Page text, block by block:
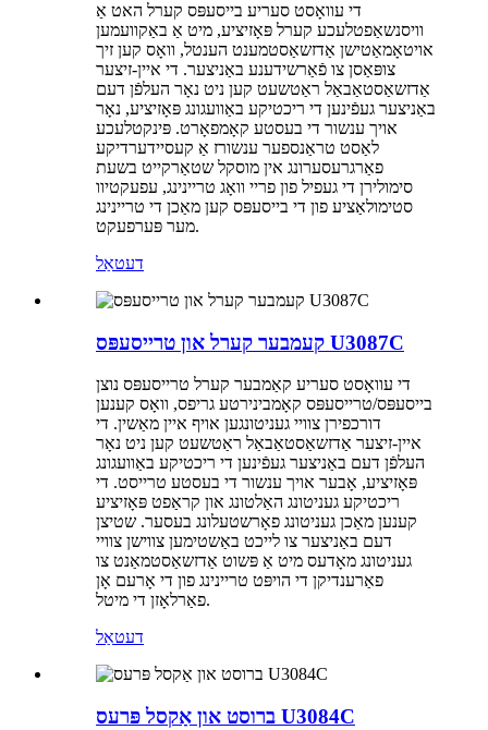
די עוואָסט סעריע בייסעפּס קערל האט אַ
וויסנשאַפטלעכע קערל פּאָזיציע, מיט אַ באַקוועמען
אויטאָמאַטישן אַדזשאַסטמענט הענטל, וואָס קען זיך
צופּאַסן צו פֿאַרשידענע באַניצער. די איין-זיצער
אַדזשאַסטאַבאַל ראַטשעט קען ניט נאָר העלפֿן דעם
באַניצער געפֿינען די ריכטיקע באַוועגונג פּאָזיציע, נאָר
אויך ענשור די בעסטע קאָמפאָרט. פּינקטלעכע
לאַסט טראַנספער ענשורז אַ קעסיידערדיקע
פאַרגרעסערונג אין מוסקל שטאַרקייט בשעת
סימולירן די געפיל פון פריי וואָג טריינינג, עפעקטיוו
סטימולאַציע פון ​​די בייסעפּס קען מאַכן די טריינינג
מער פּערפעקט.
דעטאַל
קעמבער קערל און טרייסעפּס U3087C
די עוואָסט סעריע קאַמבער קערל טרייסעפּס נוצן
בייסעפּס/טרייסעפּס קאָמבינירטע גריפס, וואָס קענען
דורכפירן צוויי געניטונגען אויף איין מאַשין. די
איין-זיצער אַדזשאַסטאַבאַל ראַטשעט קען ניט נאָר
העלפֿן דעם באַניצער געפֿינען די ריכטיקע באַוועגונג
פּאָזיציע, אָבער אויך ענשור די בעסטע טרייסט. די
ריכטיקע געניטונג האַלטונג און קראַפט פּאָזיציע
קענען מאַכן געניטונג פאָרשטעלונג בעסער. שטיצן
דעם באַניצער צו לייכט באַשטימען צווישן צוויי
געניטונג מאָדעס מיט אַ פּשוט אַדזשאַסטמאַנט צו
פאַרענדיקן די הויפּט טריינינג פון די אָרעם אָן
פאַרלאָזן די מיטל.
דעטאַל
ברוסט און אַקסל פּרעס U3084C